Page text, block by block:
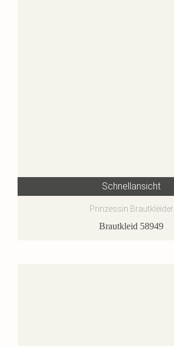
Schnellansicht
Prinzessin Brautkleider
Brautkleid 58949